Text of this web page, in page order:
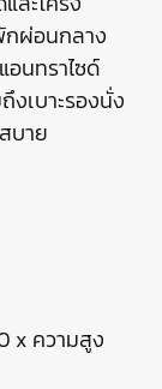
กผ่อนกลาง
นทราไซด์
งเบาะรองนั่ง
บาย
x ความสูง